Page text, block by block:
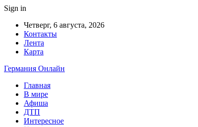
Sign in
Четверг, 6 августа, 2026
Контакты
Лента
Карта
Германия Онлайн
Главная
В мире
Афиша
ДТП
Интересное